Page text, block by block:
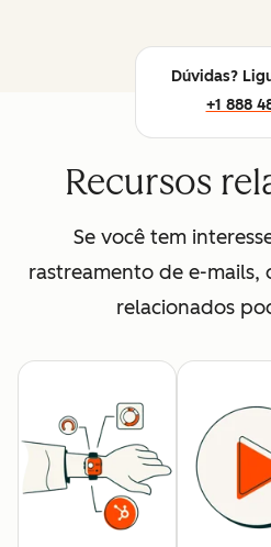
Dúvidas?
+1 888
Recursos
Se você tem
rastreamento de e-mails,
relacionados